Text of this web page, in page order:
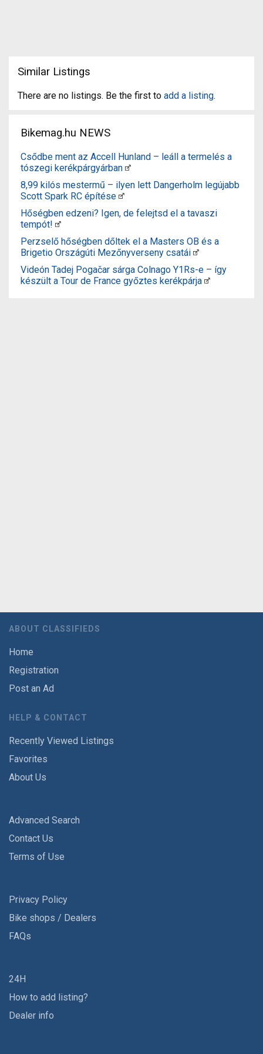
Similar Listings
There are no listings. Be the first to add a listing.
Bikemag.hu NEWS
Csődbe ment az Accell Hunland – leáll a termelés a
tószegi kerékpárgyárban
8,99 kilós mestermű – ilyen lett Dangerholm legújabb
Scott Spark RC építése
Hőségben edzeni? Igen, de felejtsd el a tavaszi
tempót!
Perzselő hőségben dőltek el a Masters OB és a
Brigetio Országúti Mezőnyverseny csatái
Videón Tadej Pogačar sárga Colnago Y1Rs-e – így
készült a Tour de France győztes kerékpárja
ABOUT CLASSIFIEDS
Home
Registration
Post an Ad
HELP & CONTACT
Recently Viewed Listings
Favorites
About Us
Advanced Search
Contact Us
Terms of Use
Privacy Policy
Bike shops / Dealers
FAQs
24H
How to add listing?
Dealer info